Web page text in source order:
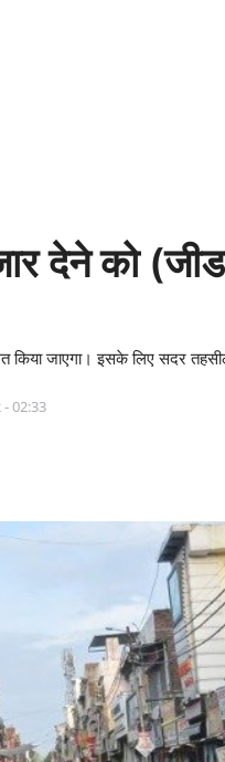
देने को
किया जाएगा। इसके लिए सदर
- 02:33